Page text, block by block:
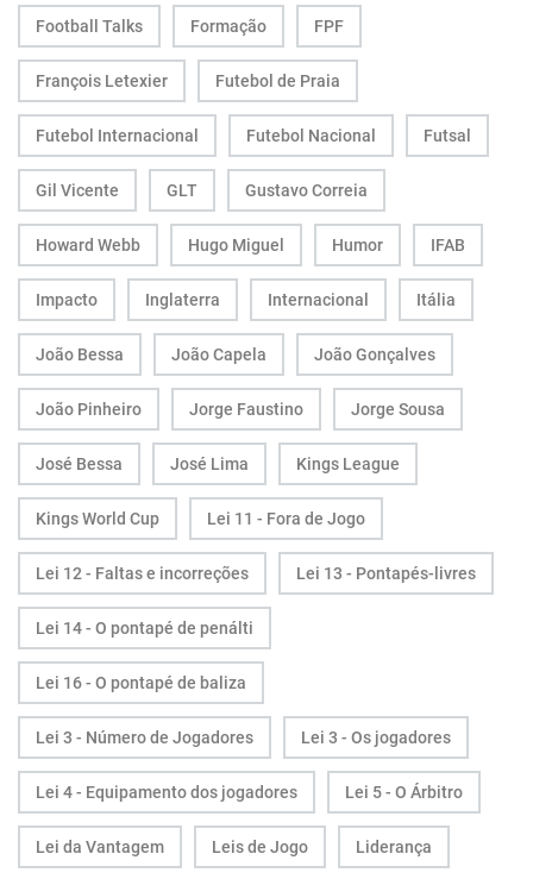
Football Talks Formação FPF
François Letexier Futebol de Praia
Futebol Internacional Futebol Nacional Futsal
Gil Vicente GLT Gustavo Correia
Howard Webb Hugo Miguel Humor IFAB
Impacto Inglaterra Internacional Itália
João Bessa João Capela João Gonçalves
João Pinheiro Jorge Faustino Jorge Sousa
José Bessa José Lima Kings League
Kings World Cup Lei 11 - Fora de Jogo
Lei 12 - Faltas e incorreções Lei 13 - Pontapés-livres
Lei 14 - O pontapé de penálti
Lei 16 - O pontapé de baliza
Lei 3 - Número de Jogadores Lei 3 - Os jogadores
Lei 4 - Equipamento dos jogadores Lei 5 - O Árbitro
Lei da Vantagem Leis de Jogo Liderança